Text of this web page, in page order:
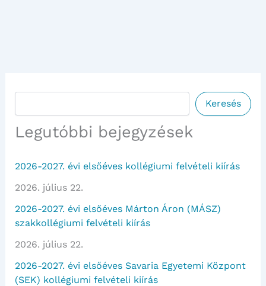
Keresés
Legutóbbi bejegyzések
2026-2027. évi elsőéves kollégiumi felvételi kiírás
2026. július 22.
2026-2027. évi elsőéves Márton Áron (MÁSZ)
szakkollégiumi felvételi kiírás
2026. július 22.
2026-2027. évi elsőéves Savaria Egyetemi Központ
(SEK) kollégiumi felvételi kiírás